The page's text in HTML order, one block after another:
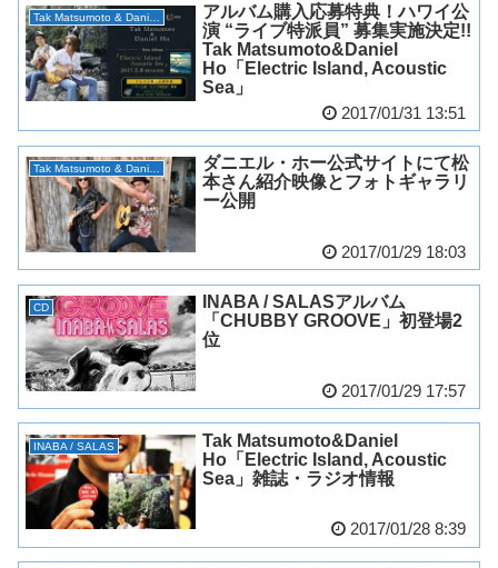
アルバム購入応募特典！ハワイ公
演 “ライブ特派員” 募集実施決定!!
Tak Matsumoto&Daniel
Ho「Electric Island, Acoustic
Sea」
2017/01/31 13:51
ダニエル・ホー公式サイトにて松
本さん紹介映像とフォトギャラリ
ー公開
2017/01/29 18:03
CD
INABA / SALASアルバム
「CHUBBY GROOVE」初登場2
位
2017/01/29 17:57
INABA / SALAS
Tak Matsumoto&Daniel
Ho「Electric Island, Acoustic
Sea」雑誌・ラジオ情報
2017/01/28 8:39